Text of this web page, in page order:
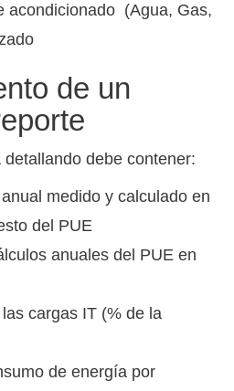
acondicionado (Agua, Gas,
de un
debe contener:
medido y calculado en
del PUE
anuales del PUE en
cargas IT (% de la
de energía por